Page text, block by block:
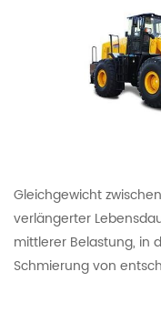
Gleichgewicht
verlängerter
mittlerer Belastung, in
Schmierung von